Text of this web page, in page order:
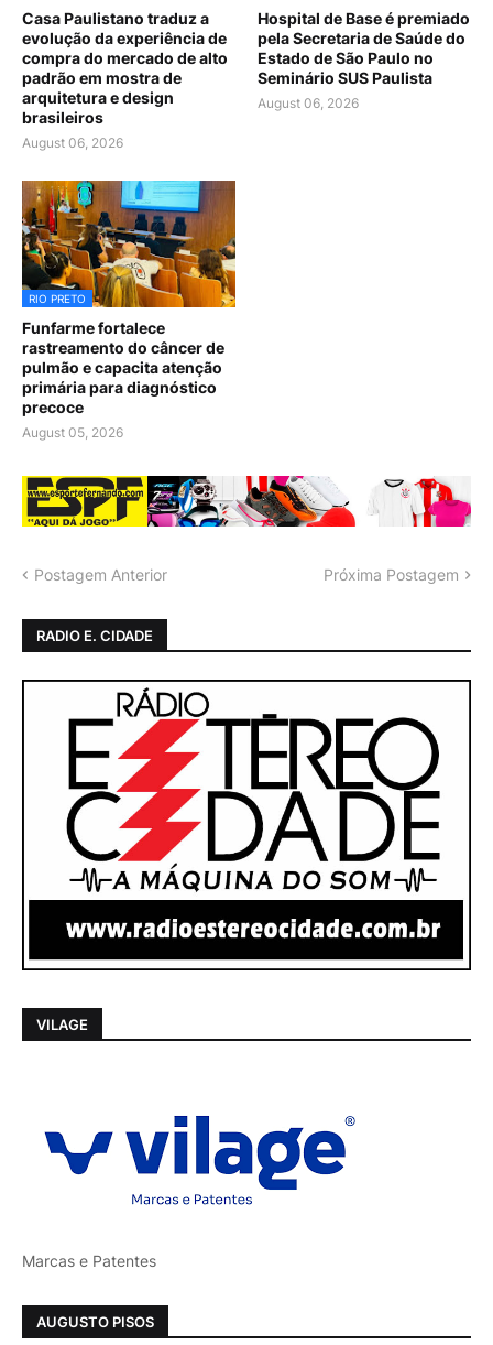
Casa Paulistano traduz a
evolução da experiência de
compra do mercado de alto
padrão em mostra de
arquitetura e design
brasileiros
August 06, 2026
Hospital de Base é premiado
pela Secretaria de Saúde do
Estado de São Paulo no
Seminário SUS Paulista
August 06, 2026
RIO PRETO
Funfarme fortalece
rastreamento do câncer de
pulmão e capacita atenção
primária para diagnóstico
precoce
August 05, 2026
Postagem Anterior Próxima Postagem
RADIO E. CIDADE
VILAGE
Marcas e Patentes
AUGUSTO PISOS